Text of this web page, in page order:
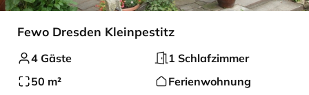
Fewo Dresden Kleinpestitz
4 Gäste
1 Schlafzimmer
50 m²
Ferienwohnung